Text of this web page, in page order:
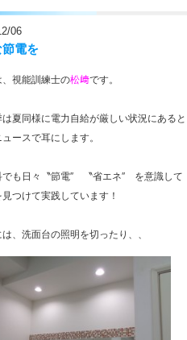
06
電を
、視能訓練士の松﨑です。
夏同様に電力自給が厳しい状況にあると
ースで耳にします。
でも日々〝節電″ 〝省エネ″ を意識して
つけて実践しています！
、洗面台の照明を切ったり、、